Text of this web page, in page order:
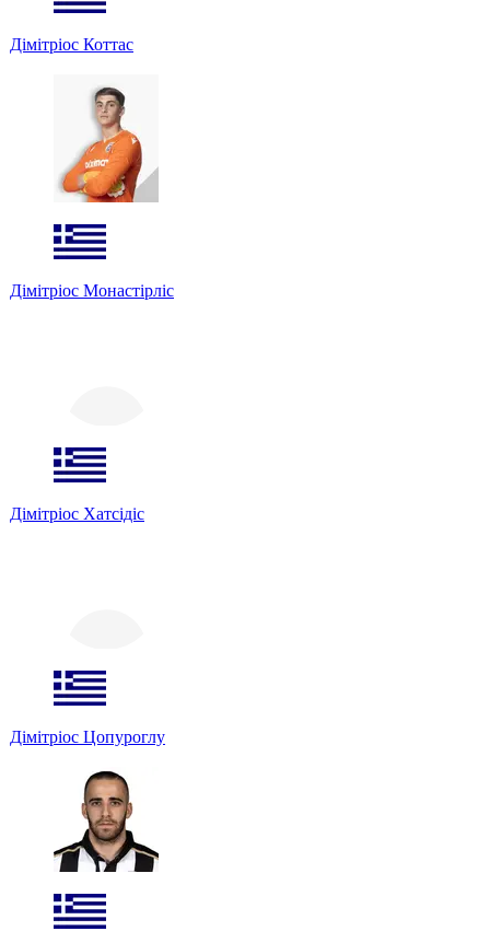
Дімітріос Коттас
Дімітріос Монастірліс
Дімітріос Хатсідіс
Дімітріос Цопуроглу